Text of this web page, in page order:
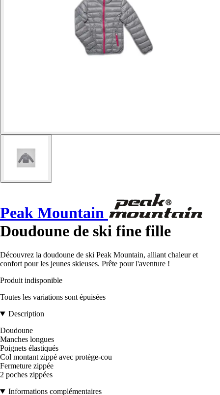
Peak Mountain
Doudoune de ski fine fille
Découvrez la doudoune de ski Peak Mountain, alliant chaleur et
confort pour les jeunes skieuses. Prête pour l'aventure !
Produit indisponible
Toutes les variations sont épuisées
Description
Doudoune
Manches longues
Poignets élastiqués
Col montant zippé avec protège-cou
Fermeture zippée
2 poches zippées
Informations complémentaires